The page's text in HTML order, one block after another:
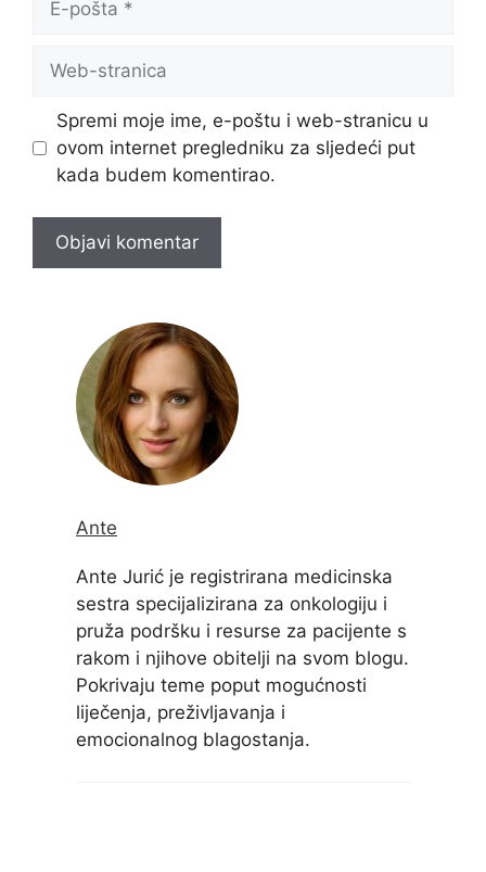
pošta
Web-
Spremi moje ime, e-poštu i web-stranicu u
ovom internet pregledniku za sljedeći put
kada budem komentirao.
Ante
Ante Jurić je registrirana medicinska
sestra specijalizirana za onkologiju i
pruža podršku i resurse za pacijente s
rakom i njihove obitelji na svom blogu.
Pokrivaju teme poput mogućnosti
liječenja, preživljavanja i
emocionalnog blagostanja.